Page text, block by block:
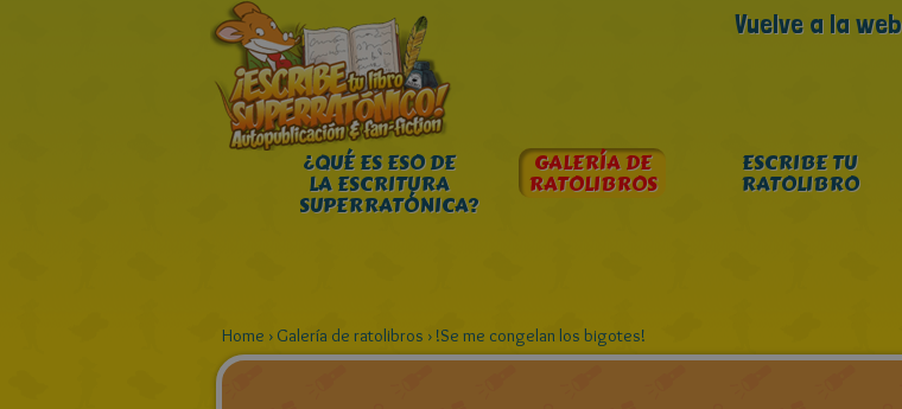
Vuelve a la web
¿QUÉ ES ESO DE
LA ESCRITURA
SUPERRATÓNICA?
GALERÍA DE
RATOLIBROS
ESCRIBE TU
RATOLIBRO
Home › Galería de ratolibros › !Se me congelan los bigotes!